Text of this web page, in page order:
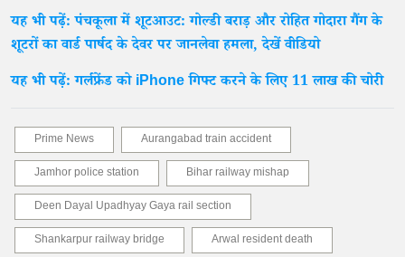
यह भी पढ़ें: पंचकूला में शूटआउट: गोल्डी बराड़ और रोहित गोदारा गैंग के
शूटरों का वार्ड पार्षद के देवर पर जानलेवा हमला, देखें वीडियो
यह भी पढ़ें: गर्लफ्रेंड को iPhone गिफ्ट करने के लिए 11 लाख की चोरी
Prime News
Aurangabad train accident
Jamhor police station
Bihar railway mishap
Deen Dayal Upadhyay Gaya rail section
Shankarpur railway bridge
Arwal resident death